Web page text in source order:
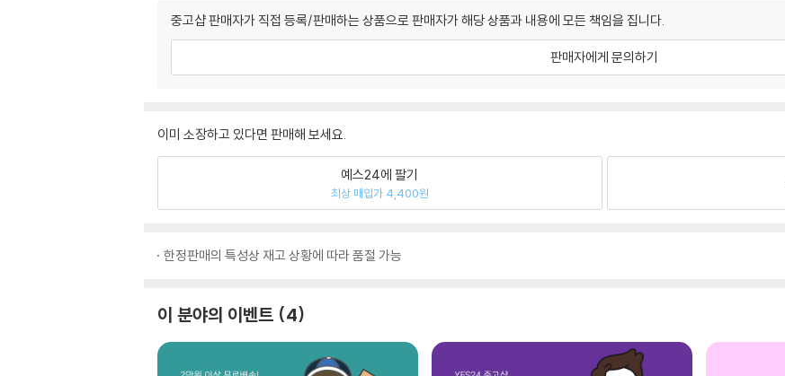
중고샵 판매자가 직접 등록/판매하는 상품으로 판매자가 해당 상품과 내용에 모든 책임을 집니다.
판매자에게 문의하기
이미 소장하고 있다면 판매해 보세요.
예스24에 팔기
최상 매입가 4,400원
한정판매의 특성상 재고 상황에 따라 품절 가능
이 분야의 이벤트 4